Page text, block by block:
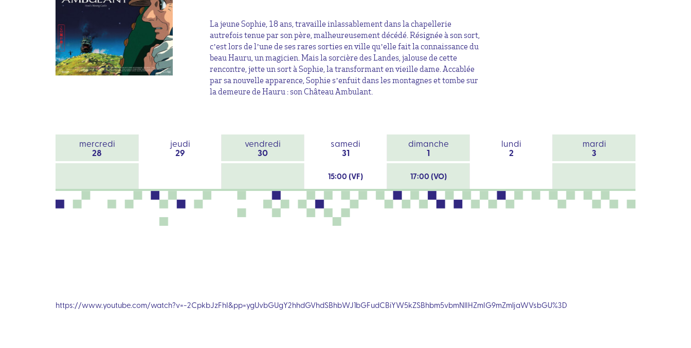
La jeune Sophie, 18 ans, travaille inlassablement dans la chapellerie
autrefois tenue par son père, malheureusement décédé. Résignée à son sort,
c’est lors de l’une de ses rares sorties en ville qu’elle fait la connaissance du
beau Hauru, un magicien. Mais la sorcière des Landes, jalouse de cette
rencontre, jette un sort à Sophie, la transformant en vieille dame. Accablée
par sa nouvelle apparence, Sophie s’enfuit dans les montagnes et tombe sur
la demeure de Hauru : son Château Ambulant.
mercredi
28
jeudi
29
vendredi
30
samedi
31
dimanche
1
lundi
2
mardi
3
15:00 (VF) 17:00 (VO)
https://www.youtube.com/watch?v=-2CpkbJzFhI&pp=ygUvbGUgY2hhdGVhdSBhbWJ1bGFudCBiYW5kZSBhbm5vbmNlIHZmIG9mZmljaWVsbGU%3D